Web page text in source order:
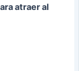
atraer al